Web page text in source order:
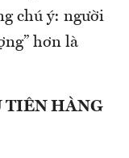
chú ý: người
hơn là
TIÊN HÀNG